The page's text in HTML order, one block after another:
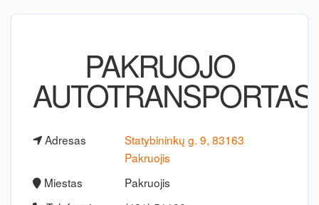
PAKRUOJO
AUTOTRANSPORTAS
Adresas
Statybininkų g. 9, 83163
Pakruojis
Miestas
Pakruojis